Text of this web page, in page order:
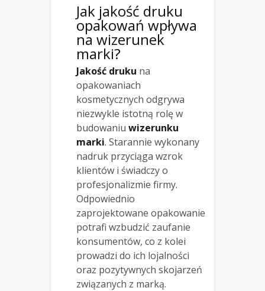
Jak jakość druku
opakowań wpływa
na wizerunek
marki?
Jakość druku na
opakowaniach
kosmetycznych odgrywa
niezwykle istotną rolę w
budowaniu wizerunku
marki. Starannie wykonany
nadruk przyciąga wzrok
klientów i świadczy o
profesjonalizmie firmy.
Odpowiednio
zaprojektowane opakowanie
potrafi wzbudzić zaufanie
konsumentów, co z kolei
prowadzi do ich lojalności
oraz pozytywnych skojarzeń
związanych z marką.